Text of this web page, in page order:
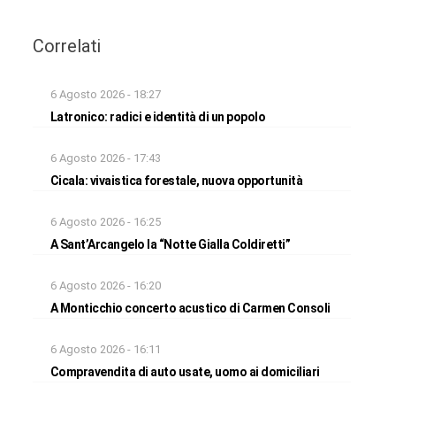
Correlati
6 Agosto 2026 - 18:27
Latronico: radici e identità di un popolo
6 Agosto 2026 - 17:43
Cicala: vivaistica forestale, nuova opportunità
6 Agosto 2026 - 16:25
A Sant’Arcangelo la “Notte Gialla Coldiretti”
6 Agosto 2026 - 16:20
A Monticchio concerto acustico di Carmen Consoli
6 Agosto 2026 - 16:11
Compravendita di auto usate, uomo ai domiciliari